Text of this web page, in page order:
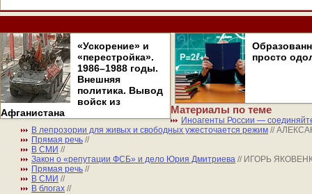
«Ускорение» и
«перестройка».
1986–1988 годы.
Внешняя
политика. Вывод
войск из
Афганистана
просто
Материалы по теме
Иноагенты России —
В лепрозории для живых и свободных ужесточается режим //
Прямая речь //
В СМИ //
Закон о «репутации ФСБ» и дело Юрия Дмитриева // ИГОРЬ
Прямая речь //
В СМИ //
В блогах //